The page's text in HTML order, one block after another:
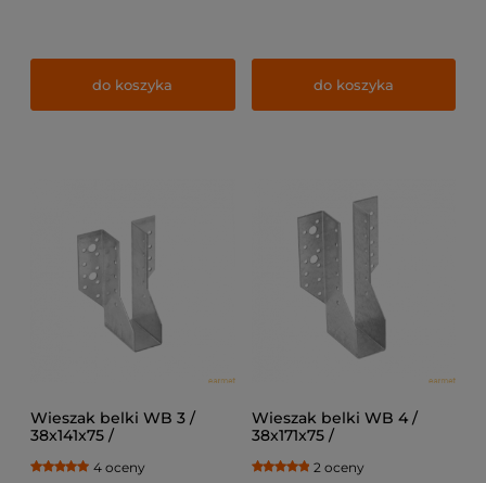
do koszyka do koszyka
Wieszak belki WB 3 /
38x141x75 /
4 oceny
Wieszak belki WB 4 /
38x171x75 /
2 oceny